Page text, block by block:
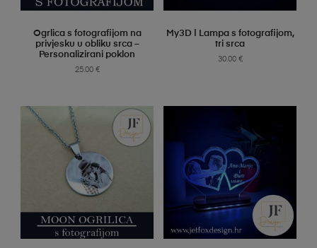
SELECT OPTIONS
Ogrlica s fotografijom na
privjesku u obliku srca –
Personalizirani poklon
25.00 €
SELECT OPTIONS
My3D | Lampa s fotografijom,
tri srca
30.00 €